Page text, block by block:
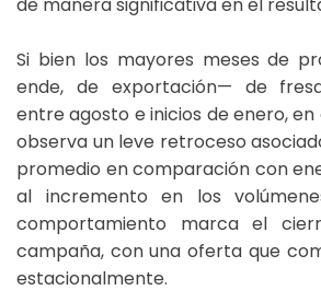
de manera significativa en el
Si bien los mayores meses de
ende, de exportación— de
entre agosto e inicios de enero, en
observa un leve retroceso
promedio en comparación con
al incremento en los
comportamiento marca el
campaña, con una oferta que
estacionalmente.